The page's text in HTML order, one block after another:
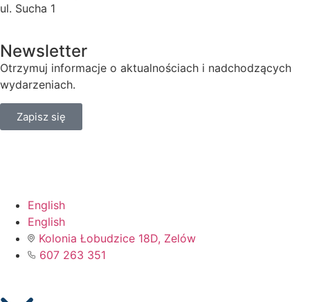
ul. Sucha 1
Newsletter
Otrzymuj informacje o aktualnościach i nadchodzących
wydarzeniach.
Zapisz się
English
English
Kolonia Łobudzice 18D, Zelów
607 263 351